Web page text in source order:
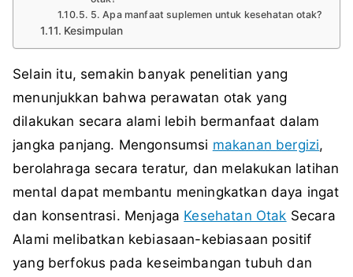
5. Apa manfaat suplemen untuk kesehatan otak?
Kesimpulan
Selain itu, semakin banyak penelitian yang
menunjukkan bahwa perawatan otak yang
dilakukan secara alami lebih bermanfaat dalam
jangka panjang. Mengonsumsi makanan bergizi,
berolahraga secara teratur, dan melakukan latihan
mental dapat membantu meningkatkan daya ingat
dan konsentrasi. Menjaga Kesehatan Otak Secara
Alami melibatkan kebiasaan-kebiasaan positif
yang berfokus pada keseimbangan tubuh dan